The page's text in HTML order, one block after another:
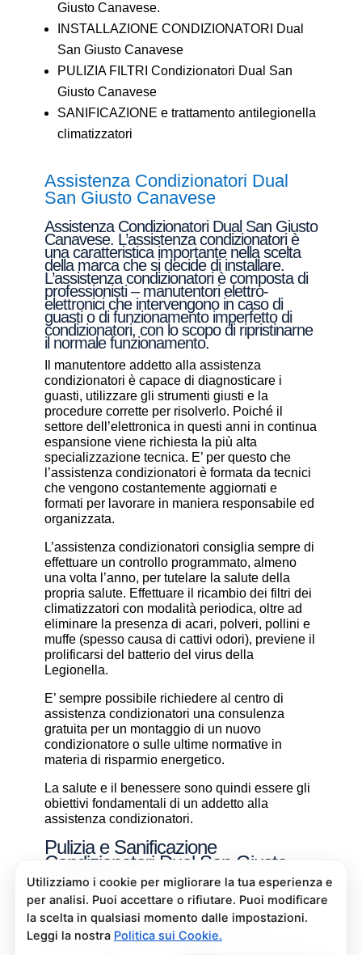
Giusto Canavese.
INSTALLAZIONE CONDIZIONATORI Dual
San Giusto Canavese
PULIZIA FILTRI Condizionatori Dual San
Giusto Canavese
SANIFICAZIONE e trattamento antilegionella
climatizzatori
Assistenza Condizionatori Dual
San Giusto Canavese
Assistenza Condizionatori Dual San Giusto
Canavese. L’assistenza condizionatori è
una caratteristica importante nella scelta
della marca che si decide di installare.
L’assistenza condizionatori è composta di
professionisti – manutentori elettro-
elettronici che intervengono in caso di
guasti o di funzionamento imperfetto di
condizionatori, con lo scopo di ripristinarne
il normale funzionamento.
Il manutentore addetto alla assistenza
condizionatori è capace di diagnosticare i
guasti, utilizzare gli strumenti giusti e la
procedure corrette per risolverlo. Poiché il
settore dell’elettronica in questi anni in continua
espansione viene richiesta la più alta
specializzazione tecnica. E’ per questo che
l’assistenza condizionatori è formata da tecnici
che vengono costantemente aggiornati e
formati per lavorare in maniera responsabile ed
organizzata.
L’assistenza condizionatori consiglia sempre di
effettuare un controllo programmato, almeno
una volta l’anno, per tutelare la salute della
propria salute. Effettuare il ricambio dei filtri dei
climatizzatori con modalità periodica, oltre ad
eliminare la presenza di acari, polveri, pollini e
muffe (spesso causa di cattivi odori), previene il
prolificarsi del batterio del virus della
Legionella.
E’ sempre possibile richiedere al centro di
assistenza condizionatori una consulenza
gratuita per un montaggio di un nuovo
condizionatore o sulle ultime normative in
materia di risparmio energetico.
La salute e il benessere sono quindi essere gli
obiettivi fondamentali di un addetto alla
assistenza condizionatori.
Pulizia e Sanificazione
Condizionatori Dual San Giusto
Canavese
La pulizia e sanificazione condizionatori è
un’operazione che deve essere fatta con
attenzione e con i giusti prodotti per non
rischiare danni al condizionatore e alla salute di